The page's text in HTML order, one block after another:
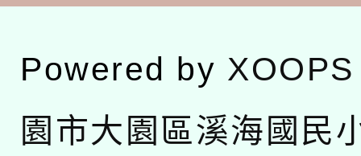
Powered by XOOPS
園市大園區溪海國民